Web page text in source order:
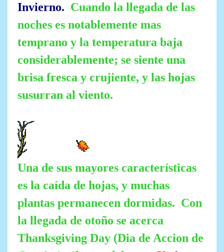
Invierno. Cuando la llegada de las
noches es notablemente mas
temprano y la temperatura baja
considerablemente; se siente una
brisa fresca y crujiente, y las hojas
susurran al viento.
Una de sus mayores características
es la caída de hojas, y muchas
plantas permanecen dormidas. Con
la llegada de otoño se acerca
Thanksgiving Day (Dia de Accion de